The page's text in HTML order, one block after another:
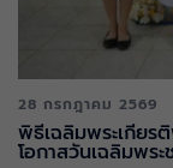
28 กรกฎาคม 2569
พิธีเฉลิมพระเกียร
โอกาสวันเฉลิมพร